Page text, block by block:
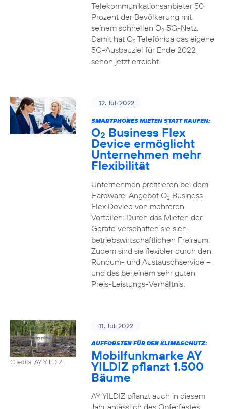
Telekommunikationsanbieter 50
Prozent der Bevölkerung mit
seinem schnellen O25G-Netz.
Damit hat O2Telefónica das eigene
5G-Ausbauziel für Ende 2022
schon jetzt erreicht.
12. Juli 2022
SMARTPHONES MIETEN STATT KAUFEN:
O2 Business Flex
Device ermöglicht
Unternehmen mehr
Flexibilität
Unternehmen profitieren bei dem
Hardware-Angebot O2Business
Flex Device von mehreren
Vorteilen: Durch das Mieten der
Geräte verschaffen sie sich
betriebswirtschaftlichen Freiraum.
Zudem sind sie flexibler durch den
Rundum- und Austauschservice –
und das bei einem sehr guten
Preis-Leistungs-Verhältnis.
Credits: AY YILDIZ
11. Juli 2022
AUFFORSTEN FÜR DEN KLIMASCHUTZ:
Mobilfunkmarke AY
YILDIZ pflanzt 1.500
Bäume
AY YILDIZ pflanzt auch in diesem
Jahr anlässlich des Opferfestes